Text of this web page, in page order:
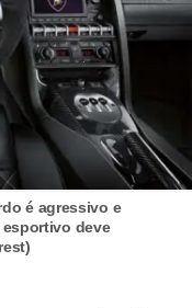
é agressivo e
deve